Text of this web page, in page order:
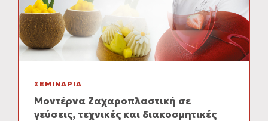
ΣΕΜΙΝΑΡΙΑ
Μοντέρνα Ζαχαροπλαστική σε
γεύσεις, τεχνικές και διακοσμητικές